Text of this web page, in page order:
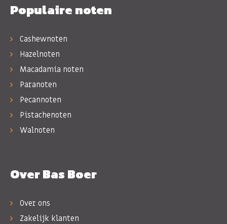
Populaire noten
Cashewnoten
Hazelnoten
Macadamia noten
Paranoten
Pecannoten
Pistachenoten
Walnoten
Over Bas Boer
Over ons
Zakelijk klanten